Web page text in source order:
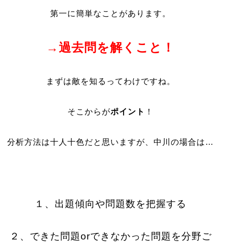
第一に簡単なことがあります。
→過去問を解くこと！
まずは敵を知るってわけですね。
そこからがポイント ！
分析方法は十人十色だと思いますが、中川の場合は…
１、出題傾向や問題数を把握する
２、できた問題orできなかった問題を分野ご